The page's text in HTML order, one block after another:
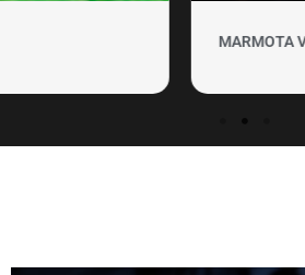
MARMOTA VIDEO Clipuri si promovare